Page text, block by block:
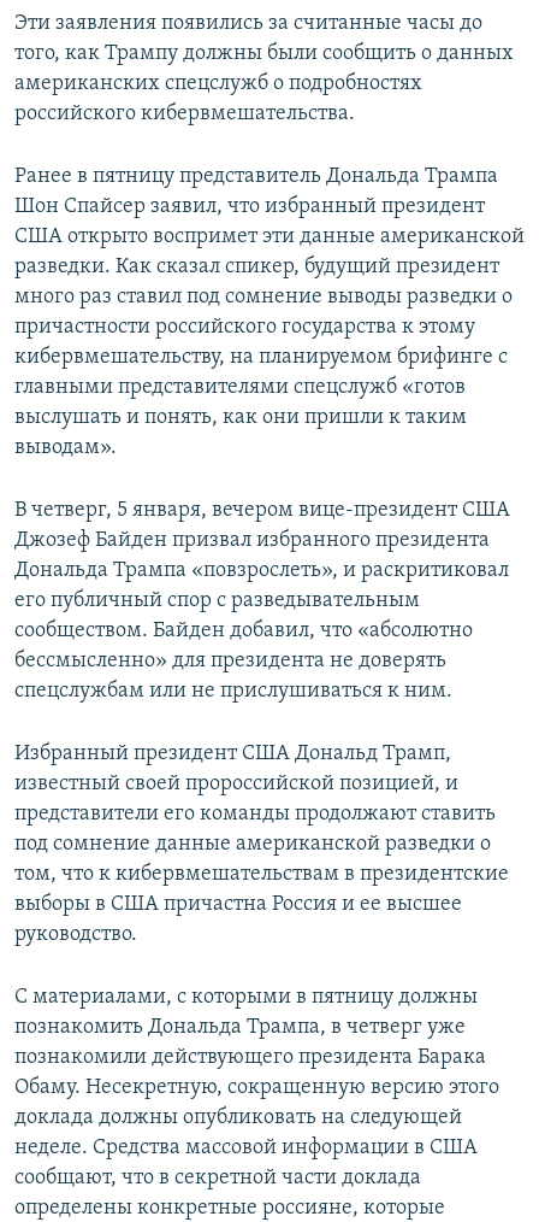
Эти заявления появились за считанные часы до
того, как Трампу должны были сообщить о данных
американских спецслужб о подробностях
российского кибервмешательства.
Ранее в пятницу представитель Дональда Трампа
Шон Спайсер заявил, что избранный президент
США открыто воспримет эти данные американской
разведки. Как сказал спикер, будущий президент
много раз ставил под сомнение выводы разведки о
причастности российского государства к этому
кибервмешательству, на планируемом брифинге с
главными представителями спецслужб «готов
выслушать и понять, как они пришли к таким
выводам».
В четверг, 5 января, вечером вице-президент США
Джозеф Байден призвал избранного президента
Дональда Трампа «повзрослеть», и раскритиковал
его публичный спор с разведывательным
сообществом. Байден добавил, что «абсолютно
бессмысленно» для президента не доверять
спецслужбам или не прислушиваться к ним.
Избранный президент США Дональд Трамп,
известный своей пророссийской позицией, и
представители его команды продолжают ставить
под сомнение данные американской разведки о
том, что к кибервмешательствам в президентские
выборы в США причастна Россия и ее высшее
руководство.
С материалами, с которыми в пятницу должны
познакомить Дональда Трампа, в четверг уже
познакомили действующего президента Барака
Обаму. Несекретную, сокращенную версию этого
доклада должны опубликовать на следующей
неделе. Средства массовой информации в США
сообщают, что в секретной части доклада
определены конкретные россияне, которые